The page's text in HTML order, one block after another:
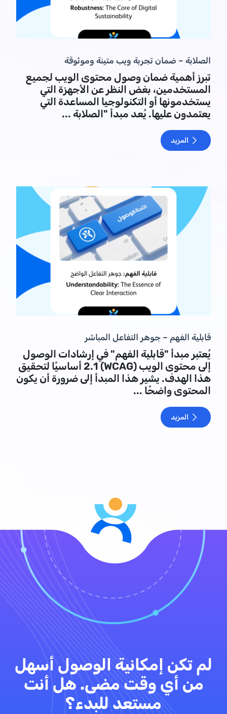
الصلابة – ضمان تجربة ويب متينة وموثوقة
تبرز أهمية ضمان وصول محتوى الويب لجميع
المستخدمين، بغض النظر عن الأجهزة التي
يستخدمونها أو التكنولوجيا المساعدة التي
يعتمدون عليها. يُعد مبدأ "الصلابة ...
المزيد
قابلية الفهم – جوهر التفاعل المباشر
يُعتبر مبدأ "قابلية الفهم" في إرشادات الوصول
إلى محتوى الويب (WCAG) 2.1 أساسيًا لتحقيق
هذا الهدف. يشير هذا المبدأ إلى ضرورة أن يكون
المحتوى واضحًا ...
المزيد
لم تكن إمكانية الوصول أسهل
من أي وقت مضى. هل أنت
مستعد للبدء؟